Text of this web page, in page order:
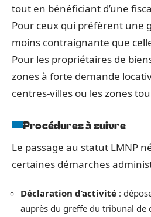
tout en bénéficiant d’une
Pour ceux qui préfèrent une
moins contraignante que
Pour les propriétaires de
zones à forte demande
centres-villes ou les zones
Procédures à suivre
Le passage au statut LMNP
certaines démarches
Déclaration d’activité :
auprès du greffe du tribunal de